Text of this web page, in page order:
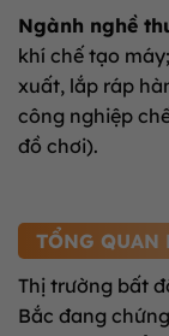
Ngành nghề
khí chế tạo
xuất, lắp ráp
công nghiệp
đồ chơi).
TỔNG QUAN
Thị trường bất
Bắc đang